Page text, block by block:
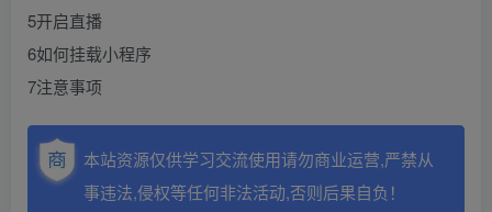
5开启直播
6如何挂载小程序
7注意事项
本站资源仅供学习交流使用请勿商业运营,严禁从
事违法,侵权等任何非法活动,否则后果自负！